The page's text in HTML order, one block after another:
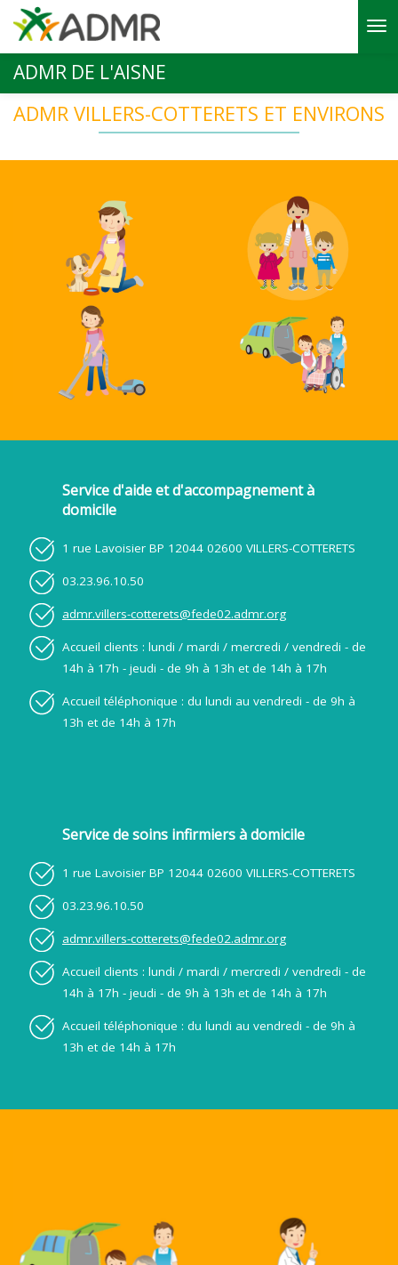
Aller au contenu principal
ADMR DE L'AISNE
ADMR VILLERS-COTTERETS ET ENVIRONS
Service d'aide et d'accompagnement à
domicile
1 rue Lavoisier BP 12044 02600 VILLERS-COTTERETS
03.23.96.10.50
admr.villers-cotterets@fede02.admr.org
Accueil clients : lundi / mardi / mercredi / vendredi - de
14h à 17h - jeudi - de 9h à 13h et de 14h à 17h
Accueil téléphonique : du lundi au vendredi - de 9h à
13h et de 14h à 17h
Service de soins infirmiers à domicile
1 rue Lavoisier BP 12044 02600 VILLERS-COTTERETS
03.23.96.10.50
admr.villers-cotterets@fede02.admr.org
Accueil clients : lundi / mardi / mercredi / vendredi - de
14h à 17h - jeudi - de 9h à 13h et de 14h à 17h
Accueil téléphonique : du lundi au vendredi - de 9h à
13h et de 14h à 17h